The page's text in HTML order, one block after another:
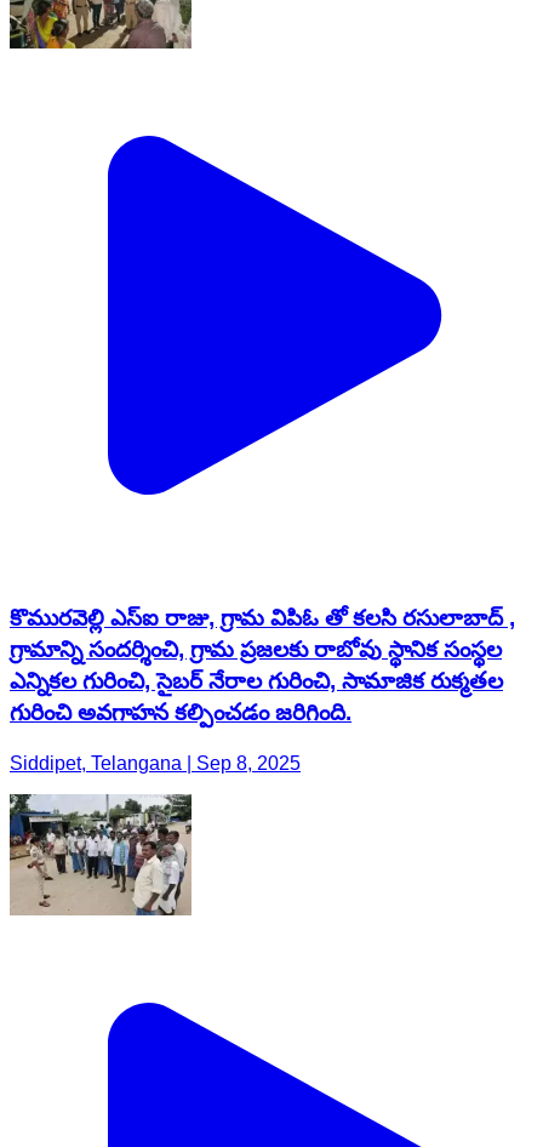
కొమురవెల్లి ఎస్ఐ రాజు, గ్రామ విపిఓ తో కలసి రసులాబాద్ ,
గ్రామాన్ని సందర్శించి, గ్రామ ప్రజలకు రాబోవు స్థానిక సంస్థల
ఎన్నికల గురించి, సైబర్ నేరాల గురించి, సామాజిక రుక్మతల
గురించి అవగాహన కల్పించడం జరిగింది.
Siddipet, Telangana | Sep 8, 2025